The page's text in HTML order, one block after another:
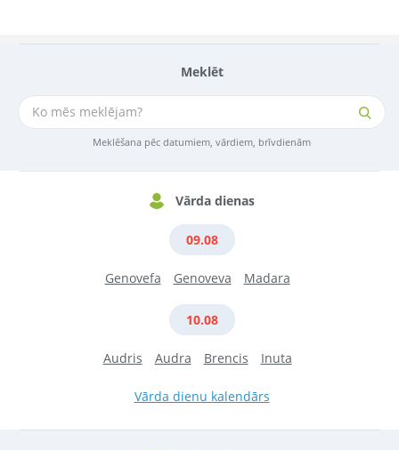
Meklēt
Meklēšana pēc datumiem, vārdiem, brīvdienām
Vārda dienas
09.08
Genovefa Genoveva Madara
10.08
Audris Audra Brencis Inuta
Vārda dienu kalendārs